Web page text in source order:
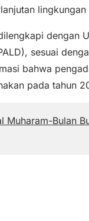
lingkungan
dengan
sesuai
bahwa
pada tahun
Muharam-Bulan